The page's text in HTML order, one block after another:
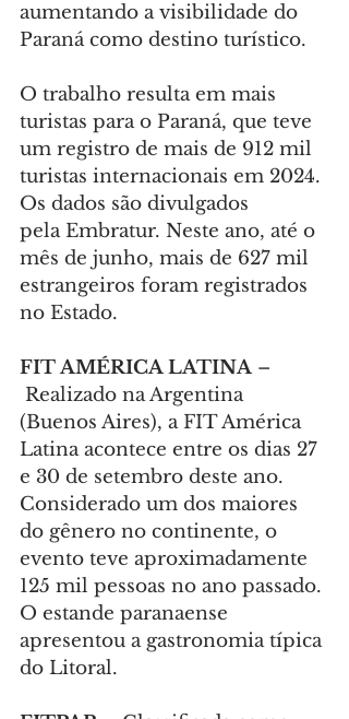
aumentando a visibilidade do
Paraná como destino turístico.
O trabalho resulta em mais
turistas para o Paraná, que teve
um registro de mais de 912 mil
turistas internacionais em 2024.
Os dados são divulgados
pela Embratur. Neste ano, até o
mês de junho, mais de 627 mil
estrangeiros foram registrados
no Estado.
FIT AMÉRICA LATINA –
Realizado na Argentina
(Buenos Aires), a FIT América
Latina acontece entre os dias 27
e 30 de setembro deste ano.
Considerado um dos maiores
do gênero no continente, o
evento teve aproximadamente
125 mil pessoas no ano passado.
O estande paranaense
apresentou a gastronomia típica
do Litoral.